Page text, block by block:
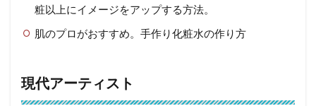
粧以上にイメージをアップする方法。
肌のプロがおすすめ。手作り化粧水の作り方
現代アーティスト